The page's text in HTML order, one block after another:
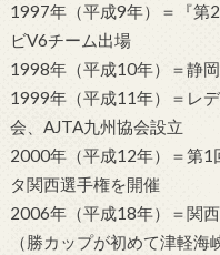
1997年（平成9年）＝『第
ビV6チーム出場
1998年（平成10年）＝静
1999年（平成11年）＝レ
会、AJTA九州協会設立
2000年（平成12年）＝第1
タ関西選手権を開催
2006年（平成18年）＝関
（勝カップが初めて津軽海